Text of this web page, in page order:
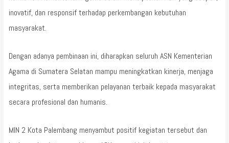
inovatif, dan responsif terhadap perkembangan kebutuhan
masyarakat.
Dengan adanya pembinaan ini, diharapkan seluruh ASN Kementerian
Agama di Sumatera Selatan mampu meningkatkan kinerja, menjaga
integritas, serta memberikan pelayanan terbaik kepada masyarakat
secara profesional dan humanis.
MIN 2 Kota Palembang menyambut positif kegiatan tersebut dan